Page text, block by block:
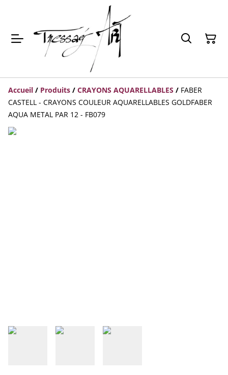
Accueil / Produits / CRAYONS AQUARELLABLES / FABER
CASTELL - CRAYONS COULEUR AQUARELLABLES GOLDFABER
AQUA METAL PAR 12 - FB079